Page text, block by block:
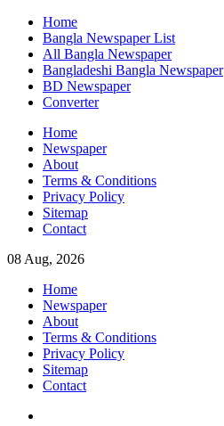
Skip
content
Home
Bangla Newspaper List
All Bangla Newspaper
Bangladeshi Bangla Newspaper
BD Newspaper
Converter
Home
Newspaper
About
Terms & Conditions
Privacy Policy
Sitemap
Contact
08 Aug, 2026
Home
Newspaper
About
Terms & Conditions
Privacy Policy
Sitemap
Contact